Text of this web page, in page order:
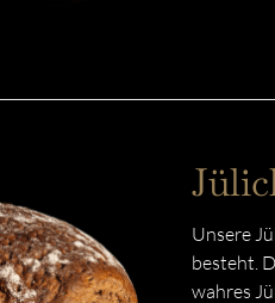
Unsere
besteht.
wahres